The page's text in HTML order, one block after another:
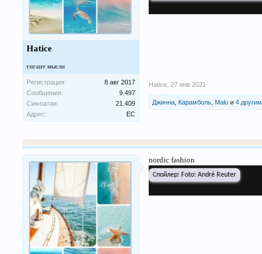
Hatice
гигант мысли
Регистрация:
8 авг 2017
Сообщения:
9.497
Симпатии:
21.409
Адрес:
ЕС
Hatice 27 янв 2021
Джинна Карамболь Malu и4 другим
nordic fashion
Спойлер: Foto: André Reuter